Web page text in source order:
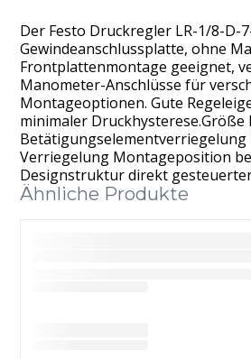
Der Festo Druckregler LR-1/8-D-
Gewindeanschlussplatte, ohne
Frontplattenmontage geeignet,
Manometer-Anschlüsse für
Montageoptionen. Gute
minimaler Druckhysterese.Größe
Verriegelung Montageposition
Designstruktur direkt
Ähnliche Produkte